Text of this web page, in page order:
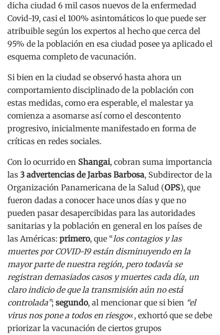
dicha ciudad 6 mil casos nuevos de la enfermedad
Covid-19, casi el 100% asintomáticos lo que puede ser
atribuible según los expertos al hecho que cerca del
95% de la población en esa ciudad posee ya aplicado el
esquema completo de vacunación.
Si bien en la ciudad se observó hasta ahora un
comportamiento disciplinado de la población con
estas medidas, como era esperable, el malestar ya
comienza a asomarse así como el descontento
progresivo, inicialmente manifestado en forma de
críticas en redes sociales.
Con lo ocurrido en Shangai, cobran suma importancia
las 3 advertencias de Jarbas Barbosa, Subdirector de la
Organización Panamericana de la Salud (OPS), que
fueron dadas a conocer hace unos días y que no
pueden pasar desapercibidas para las autoridades
sanitarias y la población en general en los países de
las Américas: primero, que “los contagios y las
muertes por COVID-19 están disminuyendo en la
mayor parte de nuestra región, pero todavía se
registran demasiados casos y muertes cada día, un
claro indicio de que la transmisión aún no está
controlada”; segundo, al mencionar que si bien “el
virus nos pone a todos en riesgo«, exhortó que se debe
priorizar la vacunación de ciertos grupos